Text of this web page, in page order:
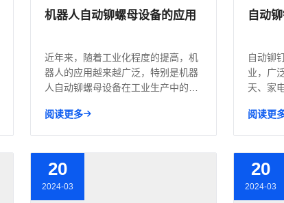
机器人自动铆螺母设备的应用
近年来，随着工业化程度的提高，机
器人的应用越来越广泛，特别是机器
人自动铆螺母设备在工业生产中的应
阅读更多
自动
自动铆
业，广
天、家
阅读更
20
2024-03
20
2024-03